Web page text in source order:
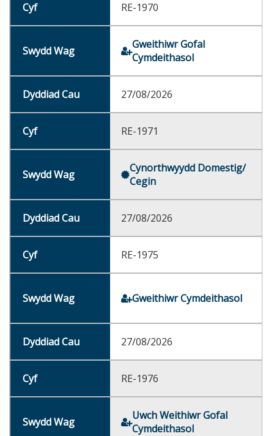
RE-1970
Gweithiwr Gofal
Cymdeithasol
27/08/2026
RE-1971
Cynorthwyydd Domestig/
Cegin
27/08/2026
RE-1975
Gweithiwr Cymdeithasol
27/08/2026
RE-1976
Uwch Weithiwr Gofal
Cymdeithasol